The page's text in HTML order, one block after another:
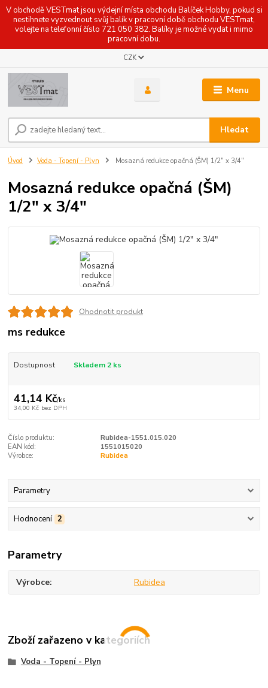
V obchodě VESTmat jsou výdejní místa obchodu Balíček Hobby, pokud si
nestihnete vyzvednout svůj balík v pracovní době obchodu VESTmat,
volejte na telefonní číslo 721 050 382. Balíky je možné vydat i mimo
pracovní dobu.
Menu
CZK
Hledat
Úvod Voda - Topení - Plyn Mosazná redukce opačná (ŠM) 1/2" x 3/4"
Mosazná redukce opačná (ŠM)
1/2" x 3/4"
Ohodnotit produkt
ms redukce
Dostupnost Skladem 2 ks
41,14 Kč/ks
34,00 Kč bez DPH
Číslo produktu:
Rubidea-1551.015.020
EAN kód:
1551015020
Výrobce:
Rubidea
Parametry
Hodnocení 2
Parametry
Výrobce Rubidea
Zboží zařazeno v kategoriích
Voda - Topení - Plyn